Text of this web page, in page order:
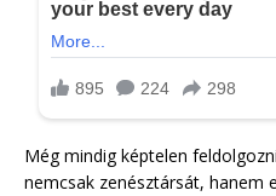
Még mindig képtelen
nemcsak zenésztársát, hanem